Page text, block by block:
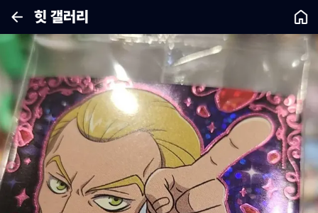
힛 갤러리